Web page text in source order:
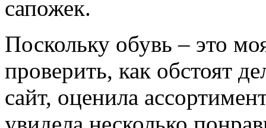
сапожек.
Поскольку обувь – это
проверить, как обстоят
сайт, оценила